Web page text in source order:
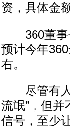
资，具体金
360董事长
预计今年
右。
尽管有人
流氓”，但
信号，至少